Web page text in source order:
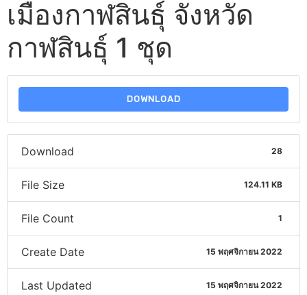
เมืองกาฬสินธุ์ จังหวัด
กาฬสินธุ์ 1 ชุด
DOWNLOAD
Download 28
File Size 124.11 KB
File Count 1
Create Date 15 พฤศจิกายน 2022
Last Updated 15 พฤศจิกายน 2022